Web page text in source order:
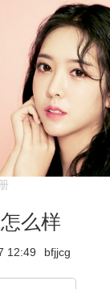
么样
12:49 bfjjcg